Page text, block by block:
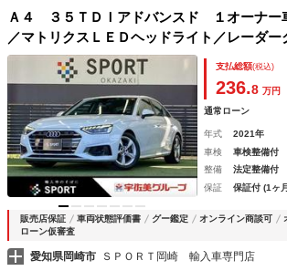
Ａ４ ３５ＴＤＩアドバンスド １オーナー
／マトリクスＬＥＤヘッドライト／レーダー
ール／ブラインドスポットモニター／Ａｐｐ
ｙ／レーンキープアシスト／クリアランスソ
支払総額(税込)
236.8 万円
通常ローン
年式 2021年
車検
車検整備付
整備
法定整備付
保証
保証付 (1ヶ
販売店保証 車両状態評価書 グー鑑定 オンライン商談可
ローン仮審査
愛知県岡崎市 ＳＰＯＲＴ岡崎 輸入車専門店